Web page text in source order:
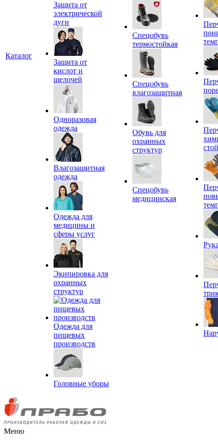
Каталог
Защита от
электрической
дуги
Защита от
кислот и
щелочей
Одноразовая
одежда
Влагозащитная
одежда
Одежда для
медицины и
сферы услуг
Экипировка для
охранных
структур
Одежда для
пищевых
производств
Головные уборы
Спецобувь
термостойкая
Спецобувь
влагозащитная
Обувь для
охранных
структур
Спецобувь
медицинская
Меню